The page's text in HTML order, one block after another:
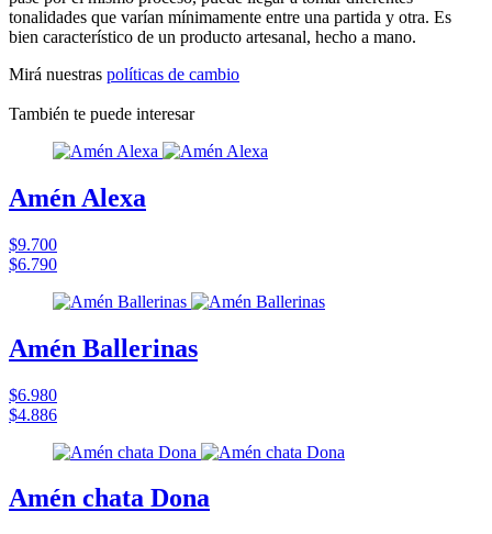
tonalidades que varían mínimamente entre una partida y otra. Es
bien característico de un producto artesanal, hecho a mano.
Mirá nuestras políticas de cambio
También te puede interesar
Amén Alexa
$9.700
$6.790
Amén Ballerinas
$6.980
$4.886
Amén chata Dona